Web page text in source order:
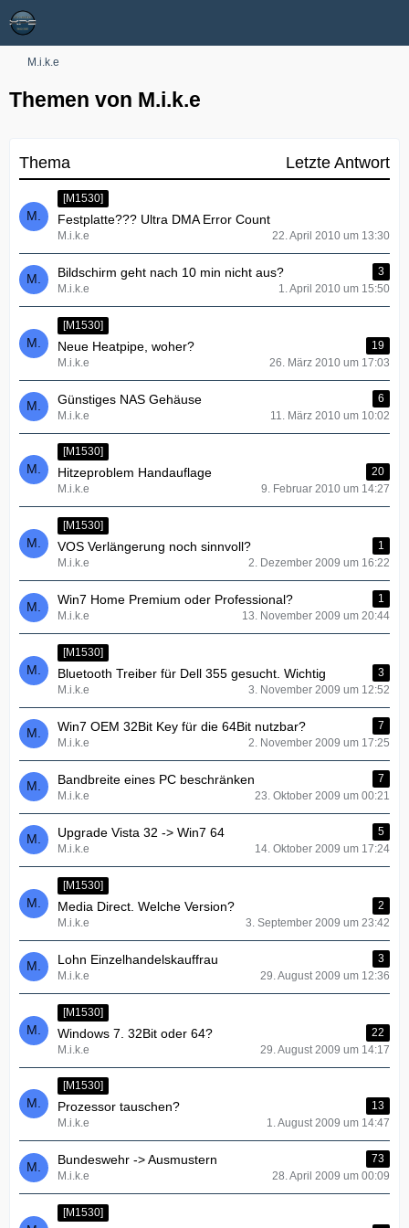
M.i.k.e
Themen von M.i.k.e
Thema Letzte Antwort
[M1530]
Festplatte??? Ultra DMA Error Count
M.i.k.e 22. April 2010 um 13:30
Bildschirm geht nach 10 min nicht aus?
3
M.i.k.e
1. April 2010 um 15:50
[M1530]
Neue Heatpipe, woher?
19
M.i.k.e
26. März 2010 um 17:03
Günstiges NAS Gehäuse
6
M.i.k.e
11. März 2010 um 10:02
[M1530]
Hitzeproblem Handauflage
20
M.i.k.e
9. Februar 2010 um 14:27
[M1530]
VOS Verlängerung noch sinnvoll?
1
M.i.k.e
2. Dezember 2009 um 16:22
Win7 Home Premium oder Professional?
1
M.i.k.e
13. November 2009 um 20:44
[M1530]
Bluetooth Treiber für Dell 355 gesucht. Wichtig
3
M.i.k.e
3. November 2009 um 12:52
Win7 OEM 32Bit Key für die 64Bit nutzbar?
7
M.i.k.e
2. November 2009 um 17:25
Bandbreite eines PC beschränken
7
M.i.k.e
23. Oktober 2009 um 00:21
Upgrade Vista 32 -> Win7 64
5
M.i.k.e
14. Oktober 2009 um 17:24
[M1530]
Media Direct. Welche Version?
2
M.i.k.e
3. September 2009 um 23:42
Lohn Einzelhandelskauffrau
3
M.i.k.e
29. August 2009 um 12:36
[M1530]
Windows 7. 32Bit oder 64?
22
M.i.k.e
29. August 2009 um 14:17
[M1530]
Prozessor tauschen?
13
M.i.k.e
1. August 2009 um 14:47
Bundeswehr -> Ausmustern
73
M.i.k.e
28. April 2009 um 00:09
[M1530]